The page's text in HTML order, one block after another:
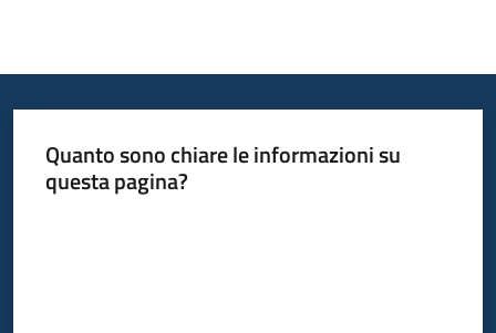
Quanto sono chiare le informazioni su
questa pagina?